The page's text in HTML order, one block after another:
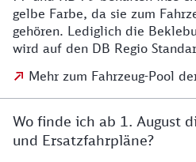
gelbe Farbe, da sie zum
gehören. Lediglich die
wird auf den DB Regio
Mehr zum Fahrzeug-Pool
Wo finde ich ab 1. August
und Ersatzfahrpläne?